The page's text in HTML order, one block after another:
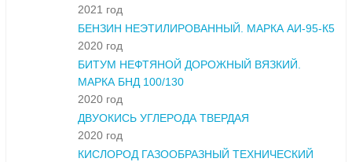
2021 год
БЕНЗИН НЕЭТИЛИРОВАННЫЙ. МАРКА АИ-95-К5
2020 год
БИТУМ НЕФТЯНОЙ ДОРОЖНЫЙ ВЯЗКИЙ.
МАРКА БНД 100/130
2020 год
ДВУОКИСЬ УГЛЕРОДА ТВЕРДАЯ
2020 год
КИСЛОРОД ГАЗООБРАЗНЫЙ ТЕХНИЧЕСКИЙ